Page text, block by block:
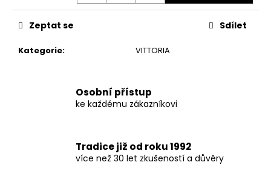
Kategorie: VITTORIA
Zeptat se Sdílet
Osobní přístup
ke každému zákazníkovi
Tradice již od roku 1992
více než 30 let zkušeností a důvěry
o
č